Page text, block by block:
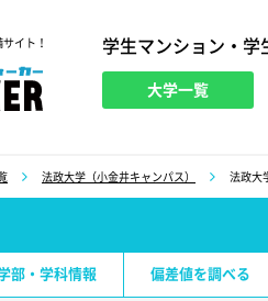
イト！ 学生マンション・
大学一覧
法政大学（小金井キャンパス） 法政大
部・学科情報 偏差値を調べる